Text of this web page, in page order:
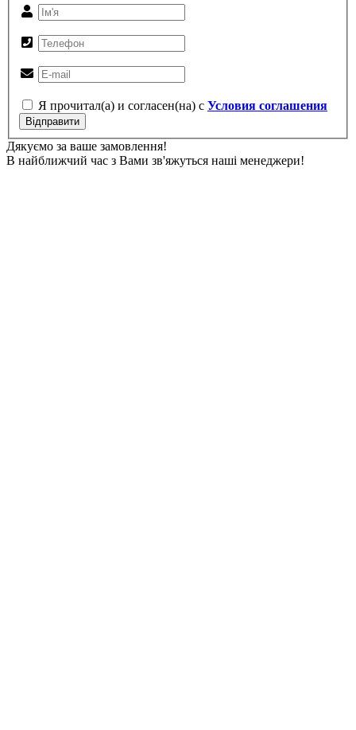
Я прочитал(а) и согласен(на) с Условия соглашения
Відправити
Дякуємо за ваше замовлення!
В найближчий час з Вами зв'яжуться наші менеджери!